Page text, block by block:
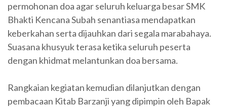
permohonan doa agar seluruh keluarga besar SMK
Bhakti Kencana Subah senantiasa mendapatkan
keberkahan serta dijauhkan dari segala marabahaya.
Suasana khusyuk terasa ketika seluruh peserta
dengan khidmat melantunkan doa bersama.
Rangkaian kegiatan kemudian dilanjutkan dengan
pembacaan Kitab Barzanji yang dipimpin oleh Bapak